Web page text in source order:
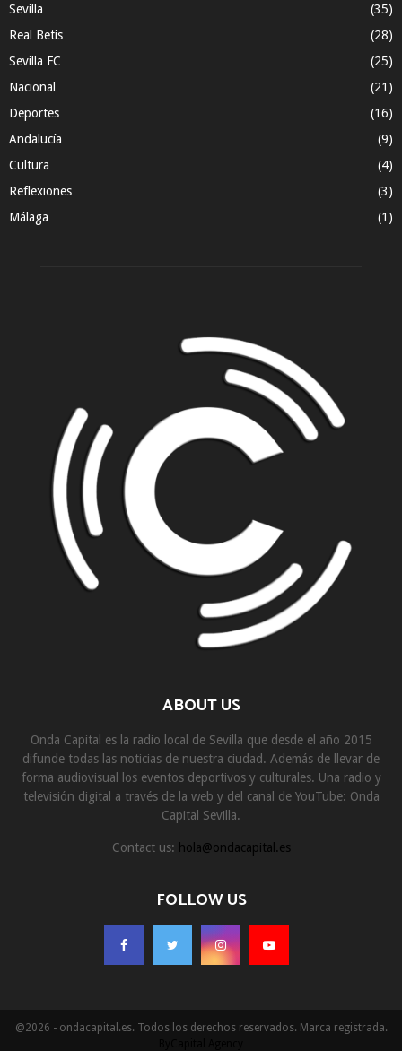
Sevilla
(35)
Real Betis
(28)
Sevilla FC
(25)
Nacional
(21)
Deportes
(16)
Andalucía
(9)
Cultura
(4)
Reflexiones
(3)
Málaga
(1)
ABOUT US
Onda Capital es la radio local de Sevilla que desde el año 2015
difunde todas las noticias de nuestra ciudad. Además de llevar de
forma audiovisual los eventos deportivos y culturales. Una radio y
televisión digital a través de la web y del canal de YouTube: Onda
Capital Sevilla.
Contact us: hola@ondacapital.es
FOLLOW US
@2026 - ondacapital.es. Todos los derechos reservados. Marca registrada.